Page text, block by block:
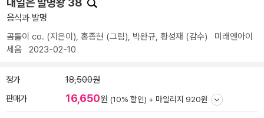
음식과 발명
곰돌이 co. (지은이), 홍종현 (그림), 박완규, 황성재 (감수) 미래엔아이
세움 2023-02-10
정가 18,500원
판매가 16,650원 (10% 할인) + 마일리지 920원